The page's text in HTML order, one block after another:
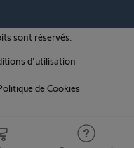
sont réservés.
d'utilisation
de Cookies